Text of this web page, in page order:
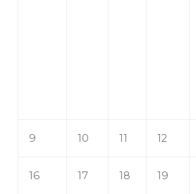
9 10 11 12
16 17 18 19